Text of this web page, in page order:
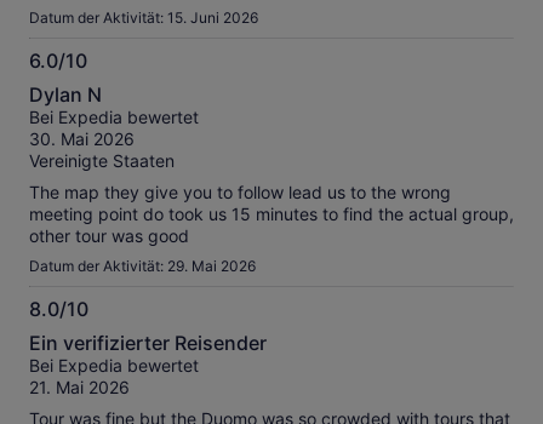
Datum der Aktivität: 15. Juni 2026
6.0/10
6.0
von
10
Dylan N
Bei Expedia bewertet
30. Mai 2026
Vereinigte Staaten
The map they give you to follow lead us to the wrong
meeting point do took us 15 minutes to find the actual group,
other tour was good
Datum der Aktivität: 29. Mai 2026
8.0/10
8.0
von
10
Ein verifizierter Reisender
Bei Expedia bewertet
21. Mai 2026
Tour was fine but the Duomo was so crowded with tours that